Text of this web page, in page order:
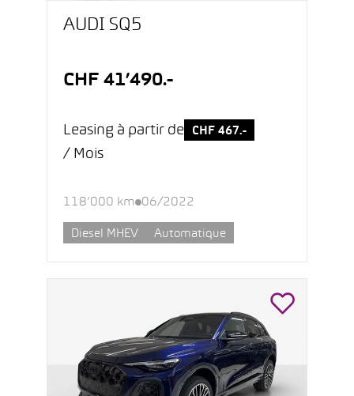
AUDI SQ5
CHF 41’490.-
Leasing à partir de CHF 467.-
/ Mois
118’000 km 06/2022
Diesel MHEV Automatique